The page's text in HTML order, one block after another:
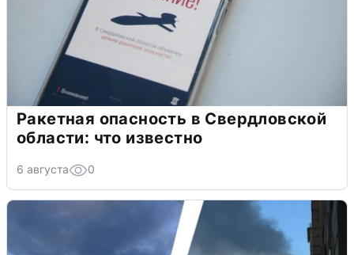
Ракетная опасность в Свердловской
области: что известно
6 августа 0